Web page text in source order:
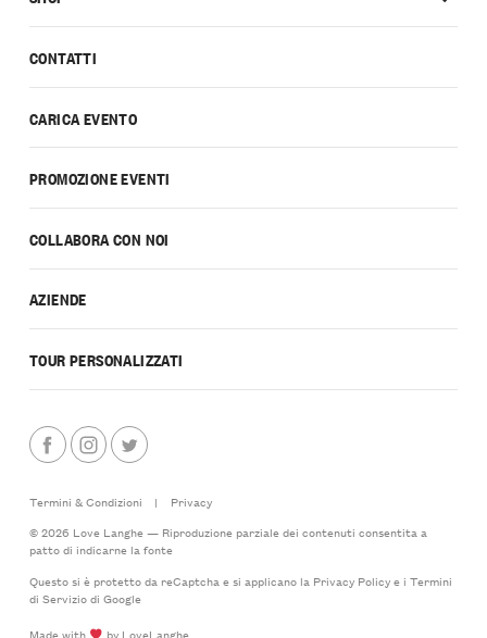
CONTATTI
CARICA EVENTO
PROMOZIONE EVENTI
COLLABORA CON NOI
AZIENDE
TOUR PERSONALIZZATI
Termini & Condizioni |
Privacy
© 2026 Love Langhe — Riproduzione parziale dei contenuti consentita a
patto di indicarne la fonte
Questo si è protetto da reCaptcha e si applicano la Privacy Policye i Termini
di Serviziodi Google
Made with
by LoveLanghe